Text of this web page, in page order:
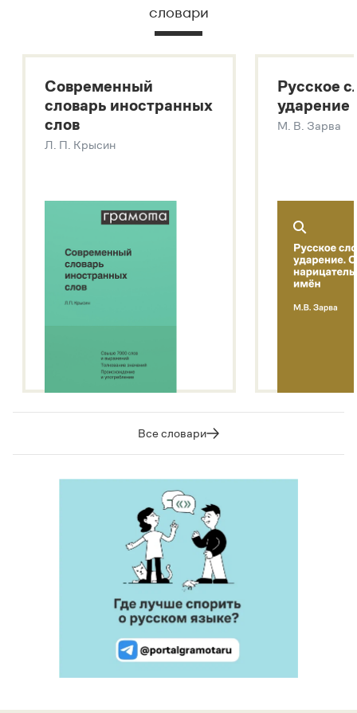
Русский орфографический словарь
Большой толковый словарь русских глаголов
Современный словарь иностранных слов
Звук – технология синтеза платформы
SaluteSpeech
словари
Современный
словарь иностранных
слов
Л. П. Крысин
Русское
ударение
М. В. Зарва
Все словари